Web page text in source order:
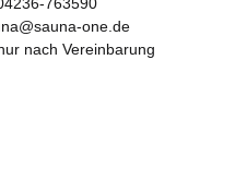
one.de
nach Vereinbarung